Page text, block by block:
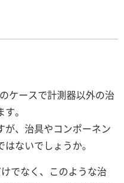
ケースで計測器以外の治
。
が、治具やコンポーネン
はないでしょうか。
でなく、このような治